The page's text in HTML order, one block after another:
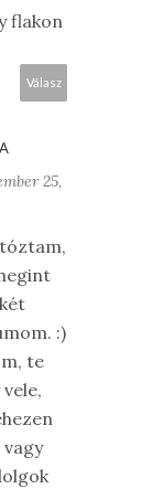
flakon
Válasz
25,
:)
te